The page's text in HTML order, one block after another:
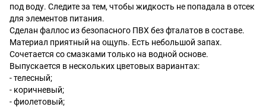
под воду. Следите за тем, чтобы жидкость не попадала в отсек
для элементов питания.
Сделан фаллос из безопасного ПВХ без фталатов в составе.
Материал приятный на ощупь. Есть небольшой запах.
Сочетается со смазками только на водной основе.
Выпускается в нескольких цветовых вариантах:
- телесный;
- коричневый;
- фиолетовый;